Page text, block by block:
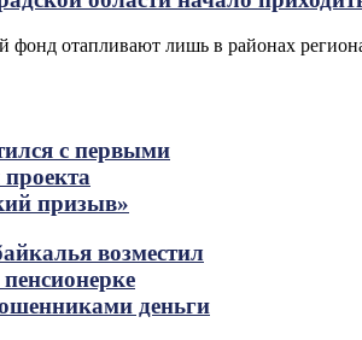
фонд отапливают лишь в районах
с первыми
призыв»
возместил
деньги